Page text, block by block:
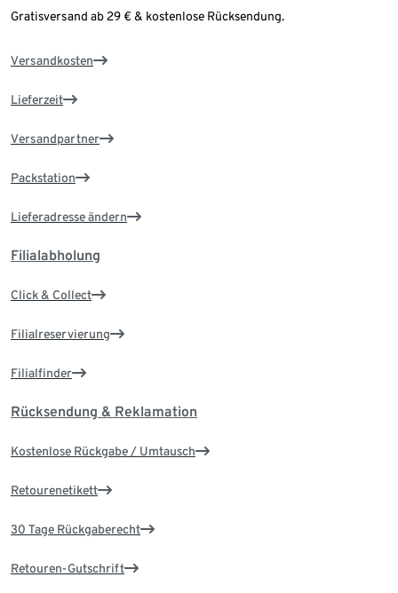
Gratisversand ab 29 € & kostenlose Rücksendung.
Versandkosten
Lieferzeit
Versandpartner
Packstation
Lieferadresse ändern
Filialabholung
Click & Collect
Filialreservierung
Filialfinder
Rücksendung & Reklamation
Kostenlose Rückgabe / Umtausch
Retourenetikett
30 Tage Rückgaberecht
Retouren-Gutschrift